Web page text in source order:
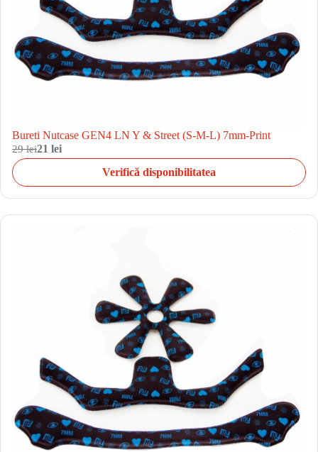
Bureti Nutcase GEN4 LN Y & Street (S-M-L) 7mm-Print
29 lei21 lei
Verifică disponibilitatea